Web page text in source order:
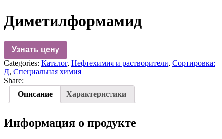
Диметилформамид
Узнать цену
Categories: Каталог, Нефтехимия и растворители, Сортировка:
Д, Специальная химия
Share:
Описание
Характеристики
Информация о продукте